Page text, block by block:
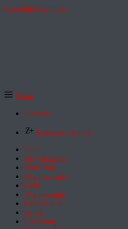
Zum Inhalt springen
Menü
Startseite
Exklusive Artikel
Politik
ZEITmagazin
Wirtschaft
Wochenmarkt
Geld
Wochenende
Gesellschaft
Arbeit
Feuilleton